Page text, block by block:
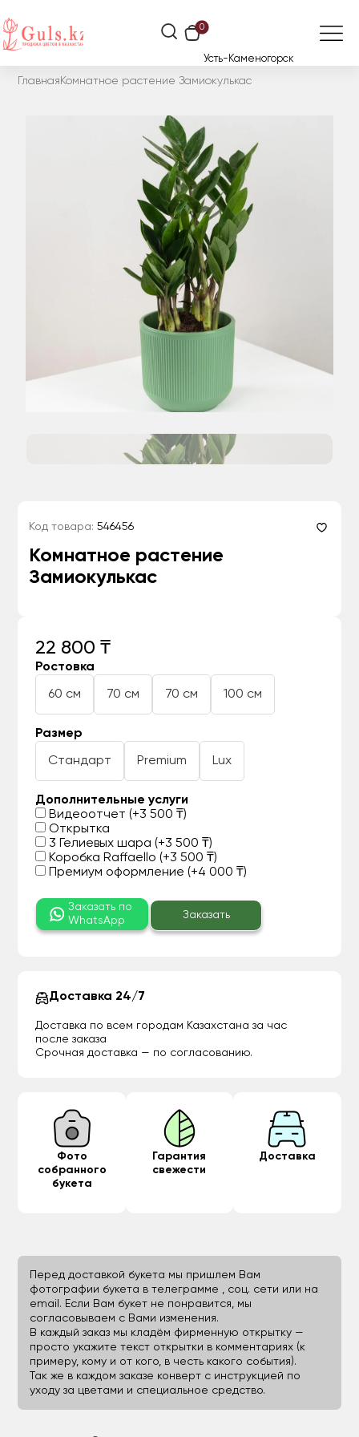
0
Усть-Каменогорск
Главная Комнатное растение Замиокулькас
Код товара: 546456
Комнатное растение
Замиокулькас
22 800 ₸
Ростовка
60 см 70 см 70 см 100 см
Размер
Стандарт Premium Lux
Дополнительные услуги
Видеоотчет (+3 500 ₸)
Открытка
3 Гелиевых шара (+3 500 ₸)
Коробка Raffaello (+3 500 ₸)
Премиум оформление (+4 000 ₸)
Заказать по
WhatsApp
Заказать
Доставка 24/7
Доставка по всем городам Казахстана за час
после заказа
Срочная доставка — по согласованию.
Фото
собранного
букета
Гарантия
свежести
Доставка
Перед доставкой букета мы пришлем Вам
фотографии букета в телеграмме , соц. сети или на
email. Если Вам букет не понравится, мы
согласовываем с Вами изменения.
В каждый заказ мы кладём фирменную открытку —
просто укажите текст открытки в комментариях (к
примеру, кому и от кого, в честь какого события).
Так же в каждом заказе конверт с инструкцией по
уходу за цветами и специальное средство.